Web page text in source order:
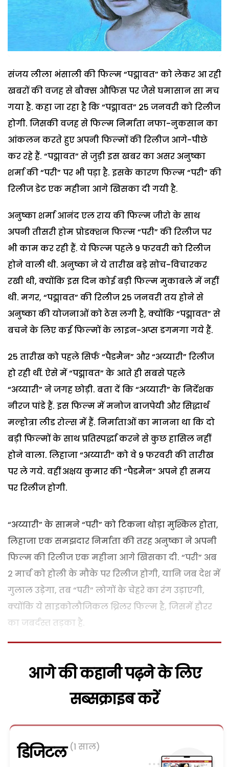
संजय लीला भंसाली की फिल्म “पद्मावत” को लेकर आ रही
खबरों की वजह से बौक्स औफिस पर जैसे घमासान सा मच
गया है. कहा जा रहा है कि “पद्मावत” 25 जनवरी को रिलीज
होगी. जिसकी वजह से फिल्म निर्माता नफा-नुकसान का
आंकलन करते हुए अपनी फिल्मों की रिलीज आगे-पीछे
कर रहे हैं. “पद्मावत” से जुड़ी इस खबर का असर अनुष्का
शर्मा की “परी” पर भी पड़ा है. इसके कारण फिल्म “परी” की
रिलीज डेट एक महीना आगे खिसका दी गयी है.
अनुष्का शर्मा आनंद एल राय की फिल्म जीरो के साथ
अपनी तीसरी होम प्रोडक्शन फिल्म “परी” की रिलीज पर
भी काम कर रही हैं. ये फिल्म पहले 9 फरवरी को रिलीज
होने वाली थी. अनुष्का ने ये तारीख बड़े सोच-विचारकर
रखी थी, क्योंकि इस दिन कोई बड़ी फिल्म मुकाबले में नहीं
थी. मगर, “पद्मावत” की रिलीज 25 जनवरी तय होने से
अनुष्का की योजनाओं को ठेस लगी है, क्योंकि “पद्मावत” से
बचने के लिए कई फिल्मों के लाइन-अप्स डगमगा गये हैं.
25 तारीख को पहले सिर्फ “पैडमैन” और “अय्यारी” रिलीज
हो रही थीं. ऐसे में “पद्मावत” के आते ही सबसे पहले
“अय्यारी” ने जगह छोड़ी. बता दें कि “अय्यारी” के निर्देशक
नीरज पांडे हैं. इस फिल्म में मनोज बाजपेयी और सिद्धार्थ
मल्होत्रा लीड रोल्स में हैं. निर्माताओं का मानना था कि दो
बड़ी फिल्मों के साथ प्रतिस्पर्द्धा करने से कुछ हासिल नहीं
होने वाला. लिहाजा “अय्यारी” को वे 9 फरवरी की तारीख
पर ले गये. वहीं अक्षय कुमार की “पैडमैन” अपने ही समय
पर रिलीज होगी.
“अय्यारी” के सामने “परी” को टिकना थोड़ा मुश्किल होता,
लिहाजा एक समझदार निर्माता की तरह अनुष्का ने अपनी
फिल्म की रिलीज एक महीना आगे खिसका दी. “परी” अब
2 मार्च को होली के मौके पर रिलीज होगी, यानि जब देश में
गुलाल उड़ेगा, तब “परी” लोगों के चेहरे का रंग उड़ाएगी,
क्योंकि ये साइकोलौजिकल थ्रिलर फिल्म है, जिसमें हौरर
का जबर्दस्त तड़का है.
आगे की कहानी पढ़ने के लिए
सब्सक्राइब करें
डिजिटल (1 साल)